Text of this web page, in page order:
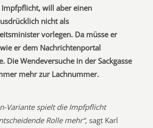
will aber einen
nicht als
vorlegen. Da müsse er
er dem Nachrichtenportal
Die Wendeversuche in der Sackgasse
mehr zur Lachnummer.
Variante spielt die Impfpflicht
Rolle mehr“, sagt Karl